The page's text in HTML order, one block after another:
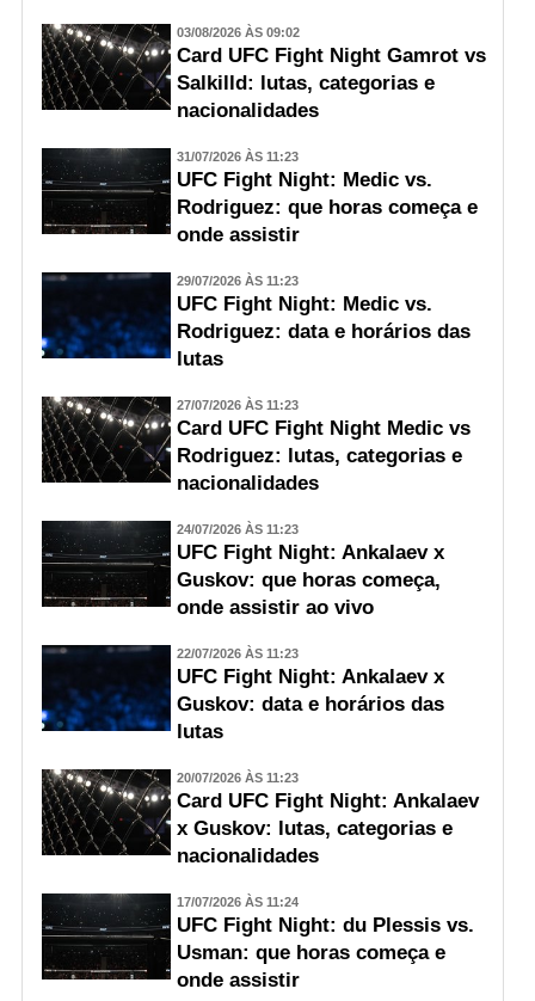
03/08/2026 ÀS 09:02
Card UFC Fight Night Gamrot vs
Salkilld: lutas, categorias e
nacionalidades
31/07/2026 ÀS 11:23
UFC Fight Night: Medic vs.
Rodriguez: que horas começa e
onde assistir
29/07/2026 ÀS 11:23
UFC Fight Night: Medic vs.
Rodriguez: data e horários das
lutas
27/07/2026 ÀS 11:23
Card UFC Fight Night Medic vs
Rodriguez: lutas, categorias e
nacionalidades
24/07/2026 ÀS 11:23
UFC Fight Night: Ankalaev x
Guskov: que horas começa,
onde assistir ao vivo
22/07/2026 ÀS 11:23
UFC Fight Night: Ankalaev x
Guskov: data e horários das
lutas
20/07/2026 ÀS 11:23
Card UFC Fight Night: Ankalaev
x Guskov: lutas, categorias e
nacionalidades
17/07/2026 ÀS 11:24
UFC Fight Night: du Plessis vs.
Usman: que horas começa e
onde assistir